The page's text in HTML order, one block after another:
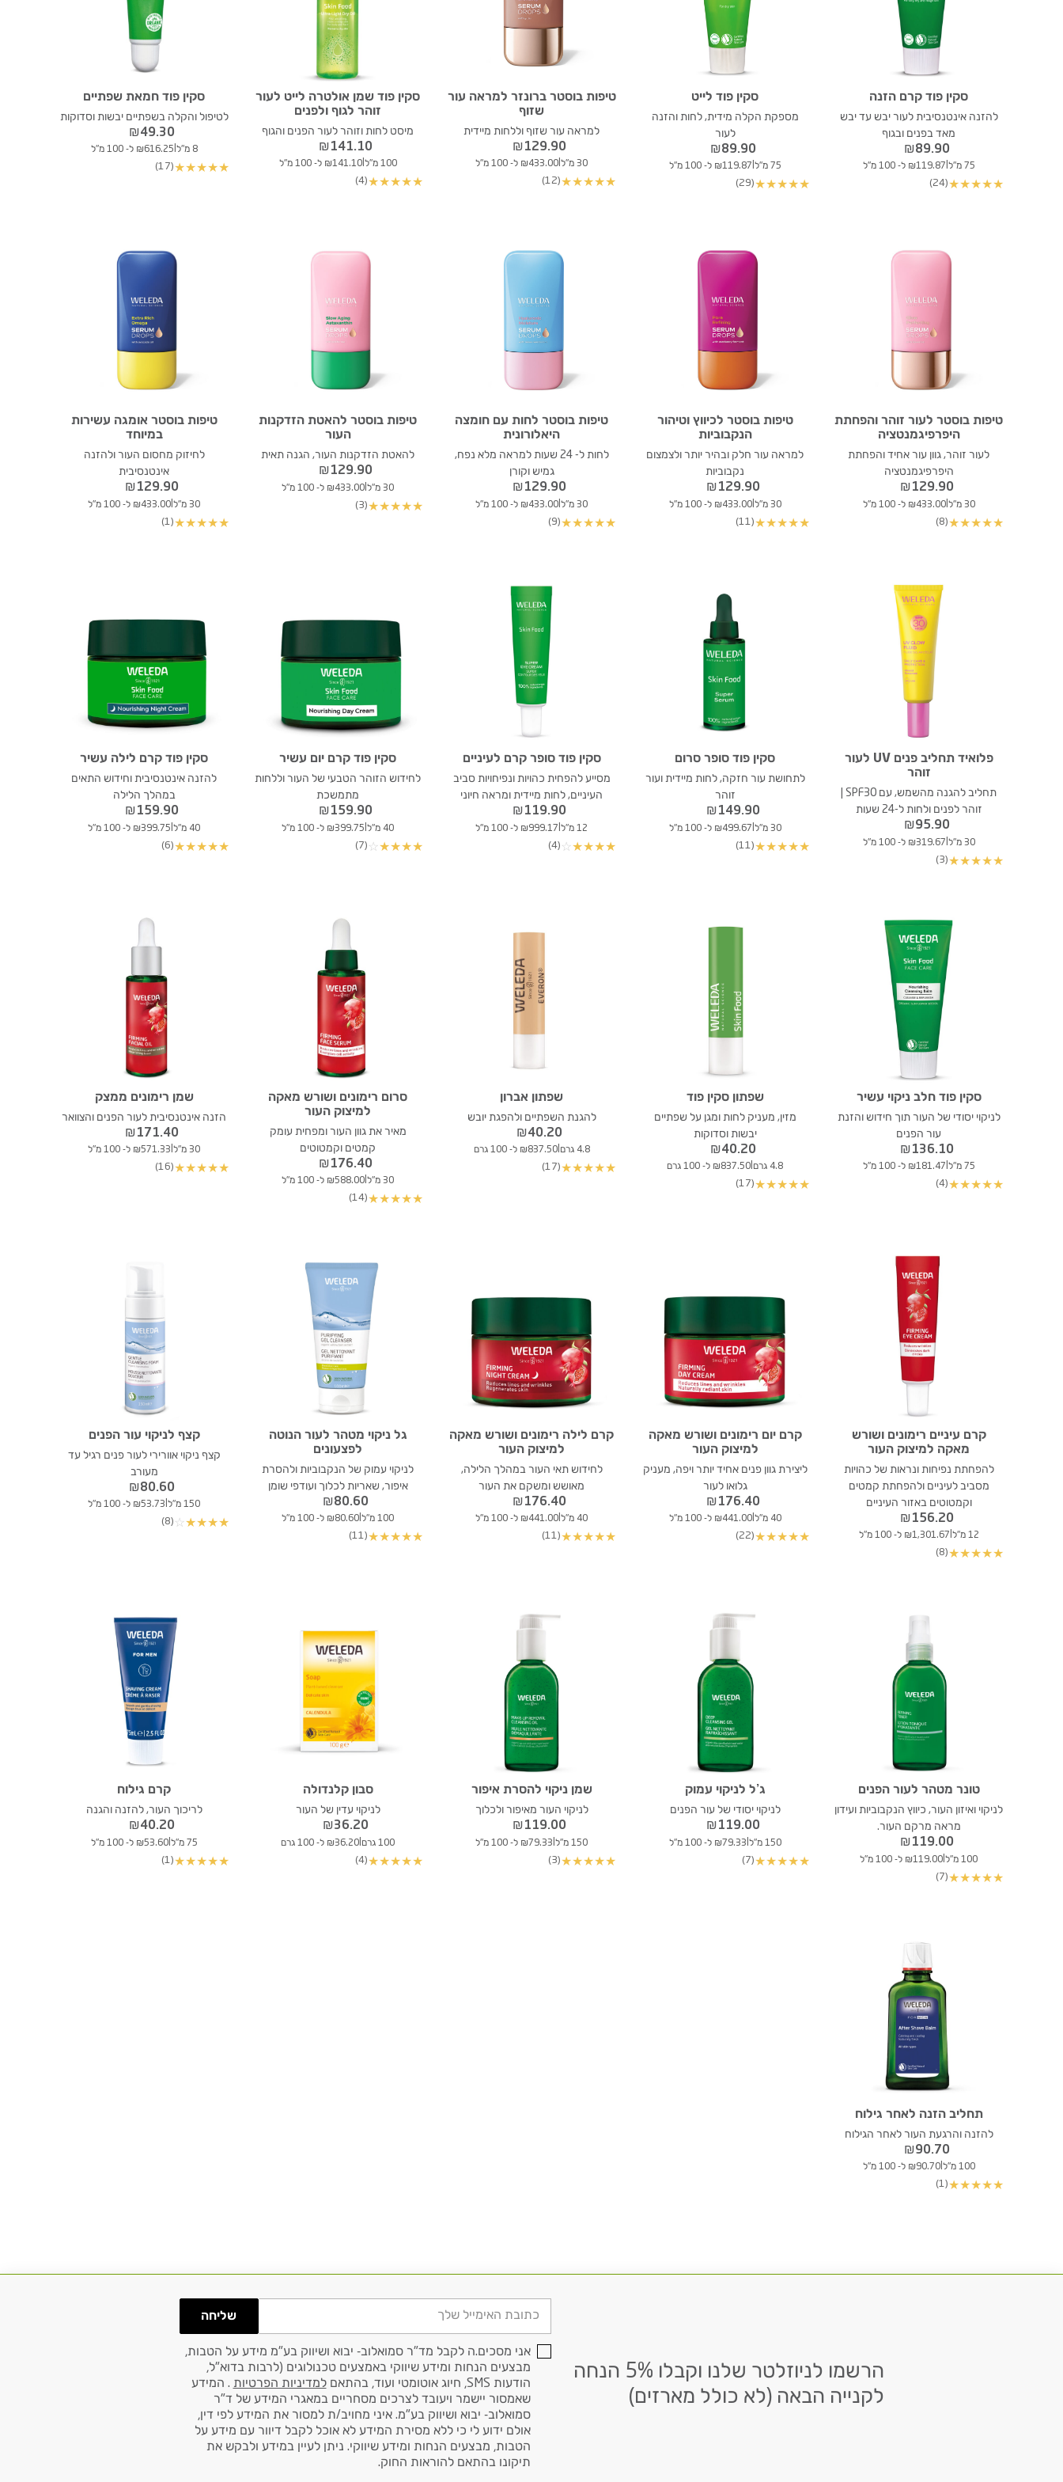
סקין פוד קרם הזנה
להזנה אינטנסיבית לעור יבש עד יבש
מאד בפנים ובגוף
₪89.90
75 מ"ל ₪119.87 ל- 100 מ"ל
★
★
★
★
★
(24)
סקין פוד לייט
מספקת הקלה מידית, לחות והזנה
לעור
₪89.90
75 מ"ל ₪119.87 ל- 100 מ"ל
★
★
★
★
★
(29)
טיפות בוסטר ברונזר למראה עור
שזוף
למראה עור שזוף וללחות מיידית
₪129.90
30 מ"ל | ₪433.00 ל- 100 מ"ל
★
★
★
★
★
(12)
סקין פוד שמן אולטרה לייט לעור
זוהר לגוף ולפנים
מיסט לחות וזוהר לעור הפנים והגוף
₪141.10
100 מ"ל |₪141.10 ל- 100 מ"ל
★
★
★
★
★
(4)
סקין פוד חמאת שפתיים
לטיפול והקלה בשפתיים יבשות וסדוקות
₪49.30
8 מ"ל ₪616.25 ל- 100 מ"ל
★
★
★
★
★
(17)
טיפות בוסטר לעור זוהר והפחתת
היפרפיגמנטציה
לעור זוהר, גוון עור אחיד והפחתת
היפרפיגמנטציה
₪129.90
30 מ"ל |₪433.00 ל- 100 מ"ל
★
★
★
★
★
(8)
טיפות בוסטר לכיווץ וטיהור
הנקבוביות
למראה עור חלק ובהיר יותר ולצמצום
נקבוביות
₪129.90
30 מ"ל |₪433.00 ל- 100 מ"ל
★
★
★
★
★
(11)
טיפות בוסטר לחות עם חומצה
היאלורונית
לחות ל- 24 שעות למראה מלא נפח,
גמיש וקורן
₪129.90
30 מ"ל | ₪433.00 ל- 100 מ"ל
★
★
★
★
★
(9)
טיפות בוסטר להאטת הזדקנות
העור
להאטת הזדקנות העור, הגנה תאית
₪129.90
30 מ"ל | ₪433.00 ל- 100 מ"ל
★
★
★
★
★
(3)
טיפות בוסטר אומגה עשירות
במיוחד
לחיזוק מחסום העור ולהזנה
אינטנסיבית
₪129.90
30 מ"ל | ₪433.00 ל- 100 מ"ל
★
★
★
★
★
(1)
פלואיד תחליב פנים UV לעור
זוהר
תחליב להגנה מהשמש, עם SPF30 |
זוהר לפנים ולחות ל-24 שעות
₪95.90
30 מ"ל ₪319.67 ל- 100 מ"ל
★
★
★
★
★
(3)
סקין פוד סופר סרום
לתחושת עור חזקה, לחות מיידית ועור
זוהר
₪149.90
30 מ"ל ₪499.67 ל- 100 מ"ל
★
★
★
★
★
(11)
סקין פוד סופר קרם לעיניים
מסייע להפחית כהויות ונפיחויות סביב
העיניים, לחות מיידית ומראה חיוני
₪119.90
12 מ"ל | ₪999.17 ל- 100 מ"ל
★
★
★
★
☆
(4)
סקין פוד קרם יום עשיר
לחידוש הזוהר הטבעי של העור וללחות
מתמשכת
₪159.90
40 מ"ל | ₪399.75 ל- 100 מ"ל
★
★
★
★
☆
(7)
סקין פוד קרם לילה עשיר
להזנה אינטנסיבית וחידוש התאים
במהלך הלילה
₪159.90
40 מ"ל | ₪399.75 ל- 100 מ"ל
★
★
★
★
★
(6)
סקין פוד חלב ניקוי עשיר
לניקוי יסודי של העור תוך חידוש והזנת
עור הפנים
₪136.10
75 מ"ל ₪181.47 ל- 100 מ"ל
★
★
★
★
★
(4)
שפתון סקין פוד
מזין, מעניק לחות ומגן על שפתיים
יבשות וסדוקות
₪40.20
4.8 גרם ₪837.50 ל- 100 גרם
★
★
★
★
★
(17)
שפתון אברון
להגנת השפתיים ולהפגת יובש
₪40.20
4.8 גרם |₪837.50 ל- 100 גרם
★
★
★
★
★
(17)
סרום רימונים ושורש מאקה
למיצוק העור
מאיר את גוון העור ומפחית עומק
קמטים וקמטוטים
₪176.40
30 מ"ל | ₪588.00 ל- 100 מ"ל
★
★
★
★
★
(14)
שמן רימונים ממצק
הזנה אינטנסיבית לעור הפנים והצוואר
₪171.40
30 מ"ל | ₪571.33 ל- 100 מ"ל
★
★
★
★
★
(16)
קרם עיניים רימונים ושורש
מאקה למיצוק העור
להפחתת נפיחות ונראות של כהויות
מסביב לעיניים ולהפחתת קמטים
וקמטוטים באזור העיניים
₪156.20
12 מ"ל ₪1,301.67 ל- 100 מ"ל
★
★
★
★
★
(8)
קרם יום רימונים ושורש מאקה
למיצוק העור
ליצירת גוון פנים אחיד יותר ויפה, מעניק
גלואו לעור
₪176.40
40 מ"ל |₪441.00 ל- 100 מ"ל
★
★
★
★
★
(22)
קרם לילה רימונים ושורש מאקה
למיצוק העור
לחידוש תאי העור במהלך הלילה,
מאושש ומשקם את העור
₪176.40
40 מ"ל | ₪441.00 ל- 100 מ"ל
★
★
★
★
★
(11)
גל ניקוי מטהר לעור הנוטה
לפצעונים
לניקוי עמוק של הנקבוביות ולהסרת
איפור, שאריות לכלוך ועודפי שומן
₪80.60
100 מ"ל | ₪80.60 ל- 100 מ"ל
★
★
★
★
★
(11)
קצף לניקוי עור הפנים
קצף ניקוי אוורירי לעור פנים רגיל עד
מעורב
₪80.60
150 מ"ל | ₪53.73 ל- 100 מ"ל
★
★
★
★
☆
(8)
טונר מטהר לעור הפנים
לניקוי ואיזון העור, כיווץ הנקבוביות ועידון
מראה מרקם העור.
₪119.00
100 מ"ל | ₪119.00 ל- 100 מ"ל
★
★
★
★
★
(7)
ג’ל לניקוי עמוק
לניקוי יסודי של עור הפנים
₪119.00
150 מ"ל ₪79.33 ל- 100 מ"ל
★
★
★
★
★
(7)
שמן ניקוי להסרת איפור
לניקוי העור מאיפור ולכלוך
₪119.00
150 מ"ל | ₪79.33 ל- 100 מ"ל
★
★
★
★
★
(3)
סבון קלנדולה
לניקוי עדין של העור
₪36.20
100 גרם ₪36.20 ל- 100 גרם
★
★
★
★
★
(4)
קרם גילוח
לריכוך העור, להזנה והגנה
₪40.20
75 מ"ל |₪53.60 ל- 100 מ"ל
★
★
★
★
★
(1)
תחליב הזנה לאחר גילוח
להזנה והרגעת העור לאחר הגילוח
₪90.70
100 מ"ל |₪90.70 ל- 100 מ"ל
★
★
★
★
★
(1)
הרשמו לניוזלטר שלנו וקבלו 5% הנחה
לקנייה הבאה (לא כולל מארזים)
שליחה
אני מסכים.ה לקבל מד"ר סמואלוב- יבוא ושיווק בע"מ מידע על הטבות,
מבצעים הנחות ומידע שיווקי באמצעים טכנולוגים (לרבות בדוא"ל,
הודעות SMS, חיוג אוטומטי ועוד, בהתאם
למדיניות הפרטיות . המידע
שאמסור יישמר ויעובד לצרכים מסחריים במאגרי המידע של ד"ר
סמואלוב- יבוא ושיווק בע"מ. איני מחויב/ת למסור את המידע לפי דין,
אולם ידוע לי כי ללא מסירת המידע לא אוכל לקבל דיוור עם מידע על
הטבות, מבצעים הנחות ומידע שיווקי. ניתן לעיין במידע ולבקש את
תיקונו בהתאם להוראות החוק.